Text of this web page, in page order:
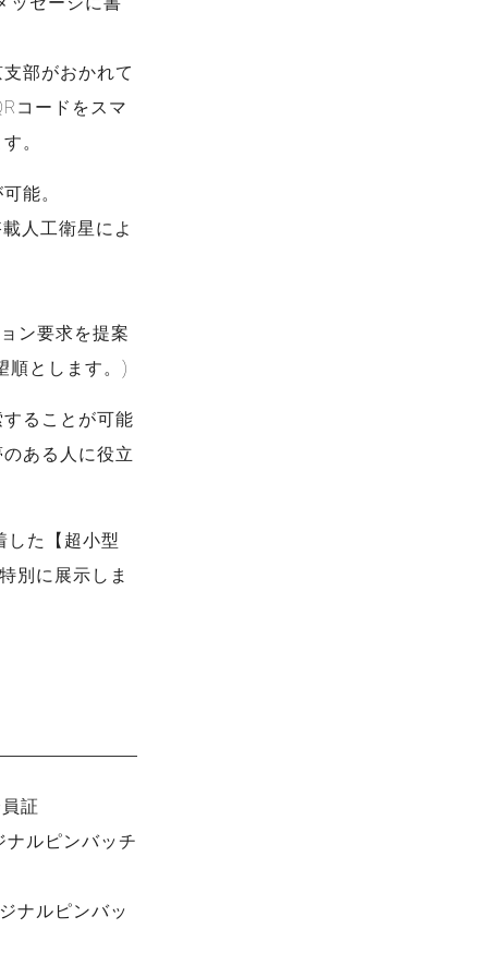
部がおかれて
コードをスマ
。
能。
人工衛星によ
ン要求を提案
順とします。)
ることが可能
ある人に役立
した【超小型
別に展示しま
証
ルピンバッチ
ナルピンバッ